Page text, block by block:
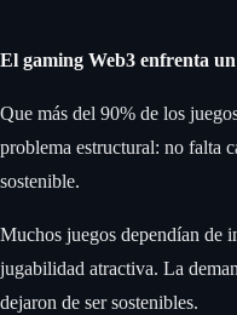
El gaming Web3 enfrenta
Que más del 90% de los
problema estructural: no falta
sostenible.
Muchos juegos dependían de
jugabilidad atractiva. La
dejaron de ser sostenibles.